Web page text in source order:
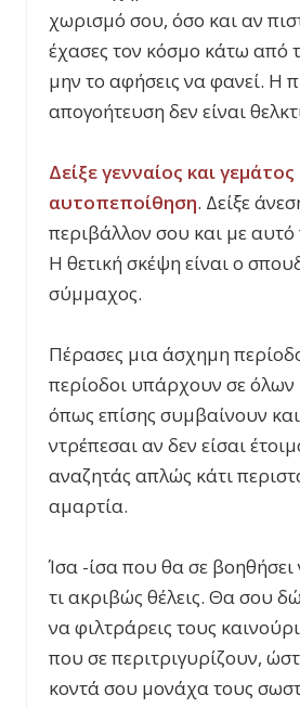
χωρισμό σου, όσο και αν
έχασες τον κόσμο κάτω από
μην το αφήσεις να φανεί. Η
απογοήτευση δεν είναι
Δείξε γενναίος και γεμάτος
αυτοπεποίθηση. Δείξε
περιβάλλον σου και με
Η θετική σκέψη είναι ο
σύμμαχος.
Πέρασες μια άσχημη
περίοδοι υπάρχουν σε όλων
όπως επίσης συμβαίνουν
ντρέπεσαι αν δεν είσαι
αναζητάς απλώς κάτι
αμαρτία.
Ίσα -ίσα που θα σε βοηθήσει
τι ακριβώς θέλεις. Θα σου
να φιλτράρεις τους
που σε περιτριγυρίζουν,
κοντά σου μονάχα τους